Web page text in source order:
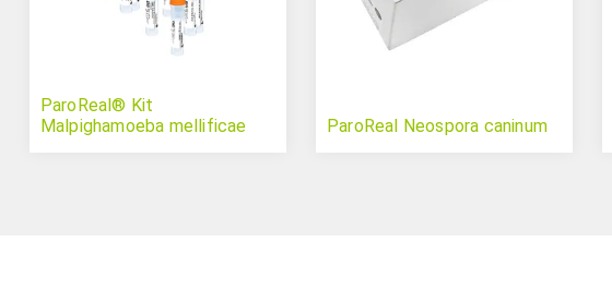
ParoReal® Kit
Malpighamoeba mellificae
ParoReal Neospora caninum